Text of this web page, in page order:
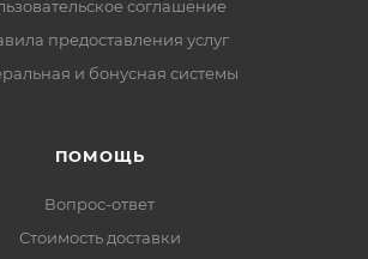
соглашение
предоставления услуг
и бонусная системы
ПОМОЩЬ
Вопрос-ответ
Стоимость доставки